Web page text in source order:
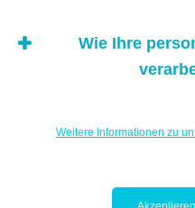
Fahrweise die vom
Reichweite mindern.
Größere Reichweiten bei
Wie Ihre
Weitere Informationen zu